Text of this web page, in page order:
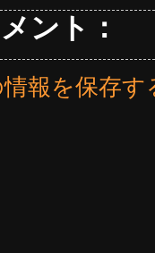
ント：
情報を保存す